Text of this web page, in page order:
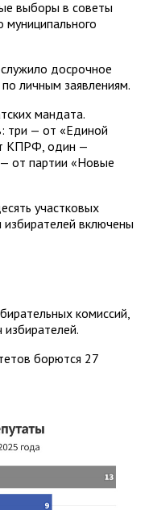
выборы в советы
досрочное
личным заявлениям.
мандата.
три — от «Единой
КПРФ, один —
от партии «Новые
участковых
избирателей включены
комиссий,
борются 27